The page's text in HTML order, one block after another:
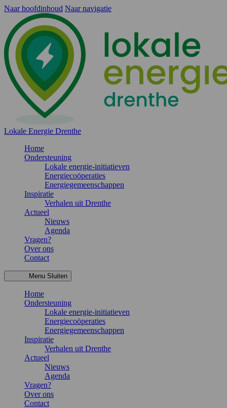
Naar hoofdinhoud Naar navigatie
Lokale Energie Drenthe
Home
Ondersteuning
Lokale energie-initiatieven
Energiecoöperaties
Energiegemeenschappen
Inspiratie
Verhalen uit Drenthe
Actueel
Nieuws
Agenda
Vragen?
Over ons
Contact
Menu Sluiten
Home
Ondersteuning
Lokale energie-initiatieven
Energiecoöperaties
Energiegemeenschappen
Inspiratie
Verhalen uit Drenthe
Actueel
Nieuws
Agenda
Vragen?
Over ons
Contact